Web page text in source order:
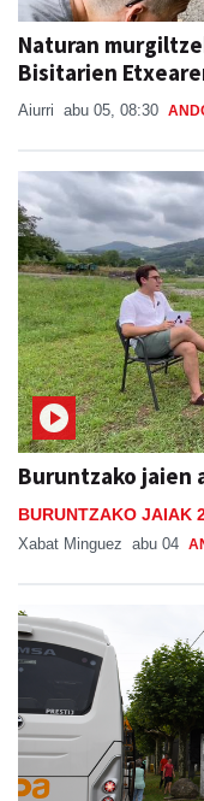
Naturan
Bisitarien
Aiurri abu 05, 08:30
Buruntzako jaien
BURUNTZAKO JAIAK
Xabat Minguez abu 04